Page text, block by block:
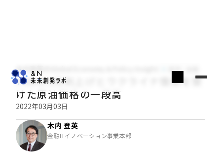
木内登英のGlobal Economy & Policy Insight
FRBの3月利上げとウクライナ情勢を受
けた原油価格の一段高
2022年03月03日
木内 登英
金融ITイノベーション事業本部